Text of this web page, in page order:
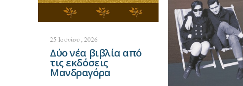
25 Ιουνίου , 2026
Δύο νέα βιβλία από
τις εκδόσεις
Μανδραγόρα